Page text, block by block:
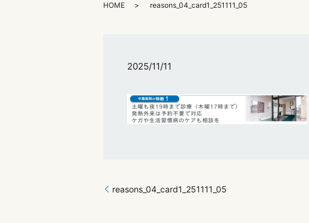
HOME reasons_04_card1_251111_05
2025/11/11
reasons_04_card1_251111_05